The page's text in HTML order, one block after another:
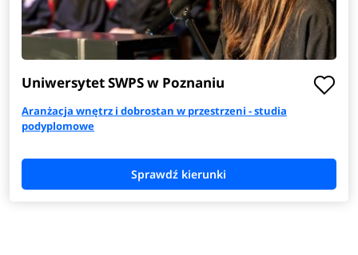
Uniwersytet SWPS w Poznaniu
Aranżacja wnętrz i dobrostan w przestrzeni - studia
podyplomowe